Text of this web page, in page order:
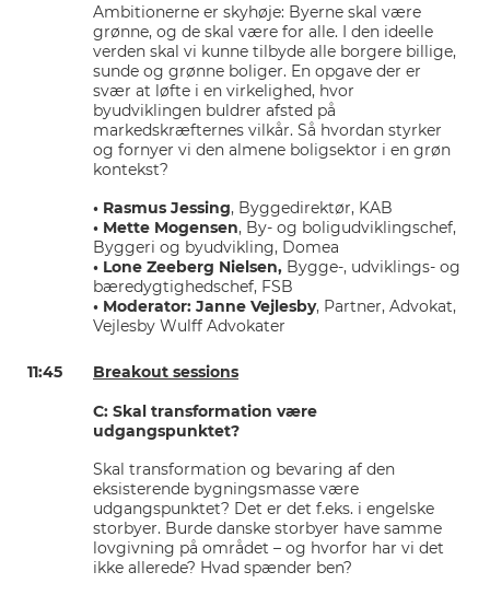
Ambitionerne er skyhøje: Byerne skal være
grønne, og de skal være for alle. I den ideelle
verden skal vi kunne tilbyde alle borgere billige,
sunde og grønne boliger. En opgave der er
svær at løfte i en virkelighed, hvor
byudviklingen buldrer afsted på
markedskræfternes vilkår. Så hvordan styrker
og fornyer vi den almene boligsektor i en grøn
kontekst?
• Rasmus Jessing, Byggedirektør, KAB
• Mette Mogensen, By- og boligudviklingschef,
Byggeri og byudvikling, Domea
• Lone Zeeberg Nielsen, Bygge-, udviklings- og
bæredygtighedschef, FSB
• Moderator: Janne Vejlesby, Partner, Advokat,
Vejlesby Wulff Advokater
11:45 Breakout sessions
C: Skal transformation være
udgangspunktet?
Skal transformation og bevaring af den
eksisterende bygningsmasse være
udgangspunktet? Det er det f.eks. i engelske
storbyer. Burde danske storbyer have samme
lovgivning på området – og hvorfor har vi det
ikke allerede? Hvad spænder ben?